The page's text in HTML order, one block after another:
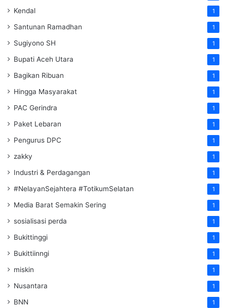
Kendal 1
Santunan Ramadhan 1
Sugiyono SH 1
Bupati Aceh Utara 1
Bagikan Ribuan 1
Hingga Masyarakat 1
PAC Gerindra 1
Paket Lebaran 1
Pengurus DPC 1
zakky 1
Industri & Perdagangan 1
#NelayanSejahtera #TotikumSelatan 1
Media Barat Semakin Sering 1
sosialisasi perda 1
Bukittinggi 1
Bukittiinngi 1
miskin 1
Nusantara 1
BNN 1